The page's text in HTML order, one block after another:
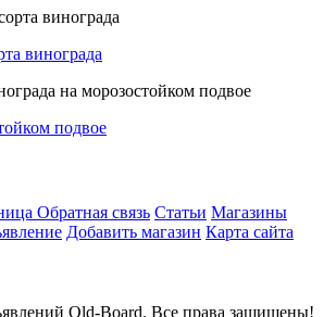
винограда
подвое
Обратная связь Статьи Магазины
Добавить магазин Карта сайта
Old-Board. Все права защищены!